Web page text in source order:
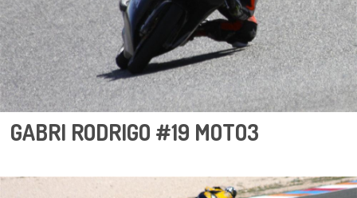
GABRI RODRIGO #19 MOTO3